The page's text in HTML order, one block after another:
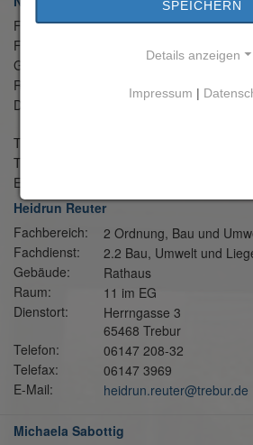
Fachbereich:
2 Ordnung, Bau und
Fachdienst:
2.2 Bau, Umwelt und
Gebäude:
Raum:
10 a im EG
Dienstort:
Herrngasse 3
Telefon:
Telefax:
E-Mail:
Heidrun Reuter
Fachbereich:
2 Ordnung, Bau und
Fachdienst:
2.2 Bau, Umwelt und
Gebäude:
Rathaus
Raum:
11 im EG
Dienstort:
Herrngasse 3
65468 Trebur
Telefon:
06147 208-32
Telefax:
06147 3969
E-Mail:
heidrun.reuter@trebur.de
Michaela Sabottig
SPEICHERN
Details anzeigen
Impressum |